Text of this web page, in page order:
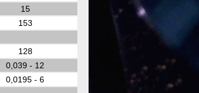
15
153
128
0,039 - 12
0,0195 - 6